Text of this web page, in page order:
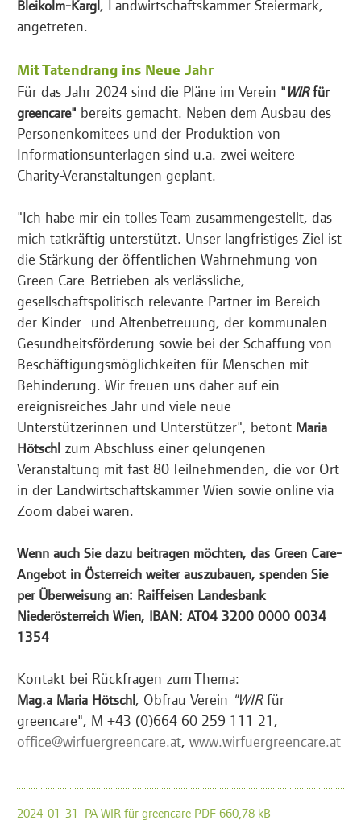
Bleikolm-Kargl , Landwirtschaftskammer Steiermark,
angetreten.
Mit Tatendrang ins Neue Jahr
Für das Jahr 2024 sind die Pläne im Verein "WIRfür
greencare" bereits gemacht. Neben dem Ausbau des
Personenkomitees und der Produktion von
Informationsunterlagen sind u.a. zwei weitere
Charity-Veranstaltungen geplant.
"Ich habe mir ein tolles Team zusammengestellt, das
mich tatkräftig unterstützt. Unser langfristiges Ziel ist
die Stärkung der öffentlichen Wahrnehmung von
Green Care-Betrieben als verlässliche,
gesellschaftspolitisch relevante Partner im Bereich
der Kinder- und Altenbetreuung, der kommunalen
Gesundheitsförderung sowie bei der Schaffung von
Beschäftigungsmöglichkeiten für Menschen mit
Behinderung. Wir freuen uns daher auf ein
ereignisreiches Jahr und viele neue
Unterstützerinnen und Unterstützer", betont Maria
Hötschl zum Abschluss einer gelungenen
Veranstaltung mit fast 80 Teilnehmenden, die vor Ort
in der Landwirtschaftskammer Wien sowie online via
Zoom dabei waren.
Wenn auch Sie dazu beitragen möchten, das Green Care-
Angebot in Österreich weiter auszubauen, spenden Sie
per Überweisung an: Raiffeisen Landesbank
Niederösterreich Wien, IBAN: AT04 3200 0000 0034
1354
Kontakt bei Rückfragen zum Thema:
Mag.a Maria Hötschl, Obfrau Verein "WIRfür
greencare", M +43 (0)664 60 259 111 21,
office@wirfuergreencare.at, www.wirfuergreencare.at
2024-01-31_PA WIR für greencare PDF 660,78 kB